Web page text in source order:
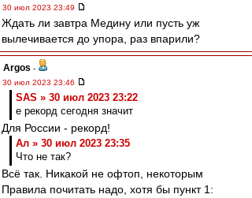
30 июл 2023 23:49
Ждать ли завтра Медину или пусть уж
вылечивается до упора, раз впарили?
Argos -
30 июл 2023 23:46
SAS » 30 июл 2023 23:22
е рекорд сегодня значит
Для России - рекорд!
Ал » 30 июл 2023 23:35
Что не так?
Всё так. Никакой не офтоп, некоторым
Правила почитать надо, хотя бы пункт 1: